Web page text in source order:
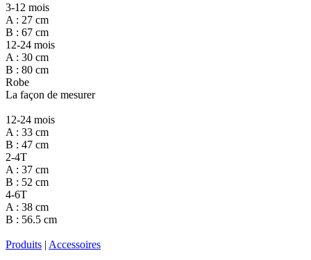
3-12 mois
A : 27 cm
B : 67 cm
12-24 mois
A : 30 cm
B : 80 cm
Robe
La façon de mesurer
12-24 mois
A : 33 cm
B : 47 cm
2-4T
A : 37 cm
B : 52 cm
4-6T
A : 38 cm
B : 56.5 cm
Produits | Accessoires